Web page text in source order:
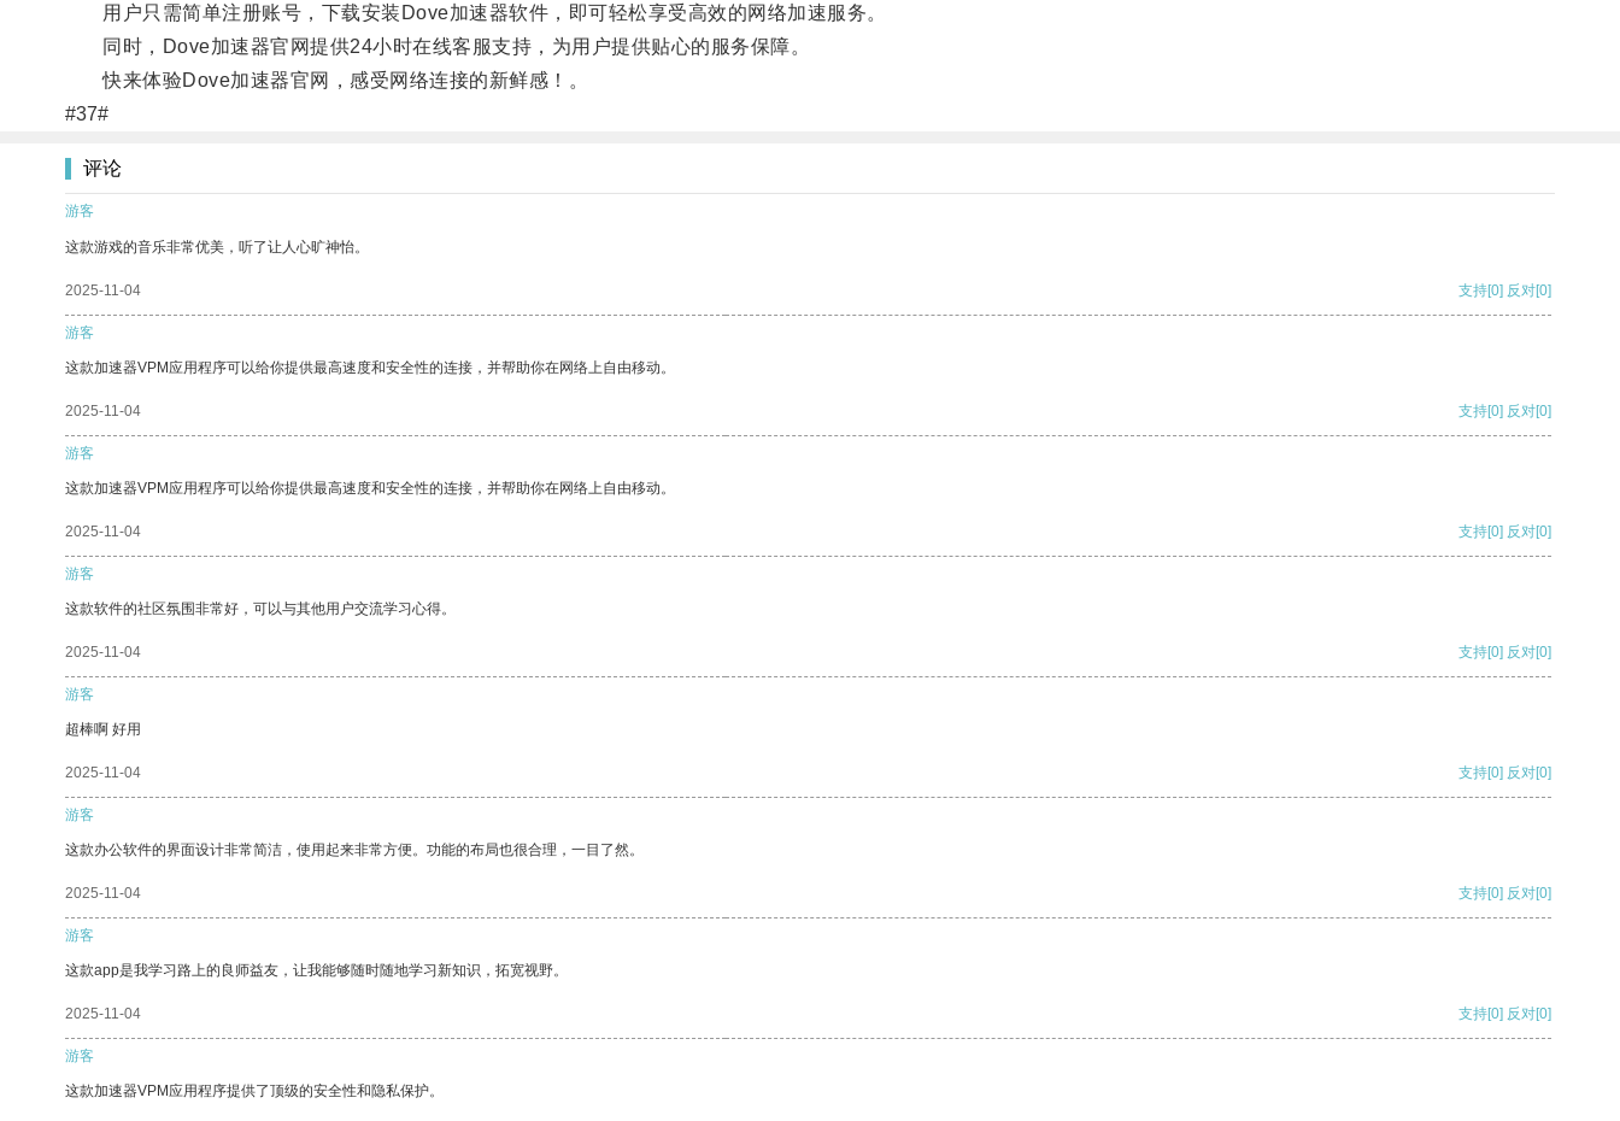
用户只需简单注册账号，下载安装Dove加速器软件，即可轻松享受高效的网络加速服务。
同时，Dove加速器官网提供24小时在线客服支持，为用户提供贴心的服务保障。
快来体验Dove加速器官网，感受网络连接的新鲜感！。
#37#
评论
游客
这款游戏的音乐非常优美，听了让人心旷神怡。
2025-11-04 支持[0] 反对[0]
游客
这款加速器VPM应用程序可以给你提供最高速度和安全性的连接，并帮助你在网络上自由移动。
2025-11-04 支持[0] 反对[0]
游客
这款加速器VPM应用程序可以给你提供最高速度和安全性的连接，并帮助你在网络上自由移动。
2025-11-04 支持[0] 反对[0]
游客
这款软件的社区氛围非常好，可以与其他用户交流学习心得。
2025-11-04 支持[0] 反对[0]
游客
超棒啊 好用
2025-11-04 支持[0] 反对[0]
游客
这款办公软件的界面设计非常简洁，使用起来非常方便。功能的布局也很合理，一目了然。
2025-11-04 支持[0] 反对[0]
游客
这款app是我学习路上的良师益友，让我能够随时随地学习新知识，拓宽视野。
2025-11-04 支持[0] 反对[0]
游客
这款加速器VPM应用程序提供了顶级的安全性和隐私保护。